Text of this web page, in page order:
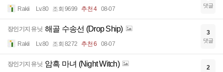
Rakii Lv.80 조회 9699 추천 4 08-07 댓글
장인기지 유닛 해골 수송선 (Drop Ship)
Rakii Lv.80 조회 8272 추천 6 08-07
3
댓글
장인기지 유닛 암흑 마녀 (Night Witch) 2